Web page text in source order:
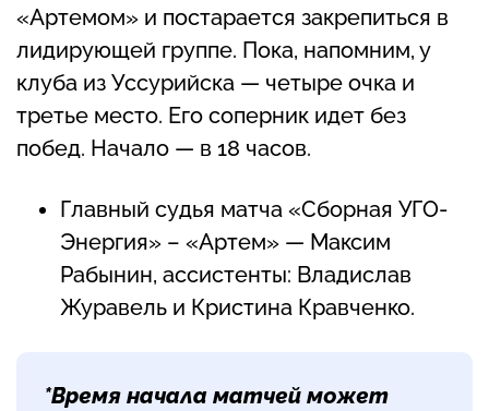
«Артемом» и постарается закрепиться в
лидирующей группе. Пока, напомним, у
клуба из Уссурийска — четыре очка и
третье место. Его соперник идет без
побед. Начало — в 18 часов.
Главный судья матча «Сборная УГО-
Энергия» – «Артем» — Максим
Рабынин, ассистенты: Владислав
Журавель и Кристина Кравченко.
*Время начала матчей может